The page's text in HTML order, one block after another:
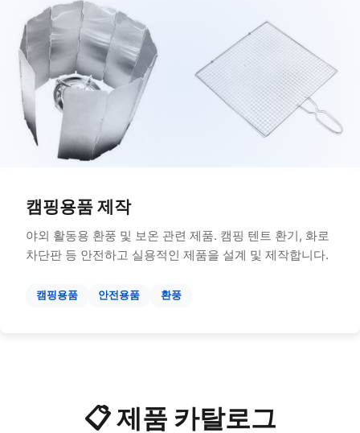
캠핑용품 제작
야외 활동용 환풍 및 보온 관련 제품. 캠핑 텐트 환기, 화로
차단판 등 안전하고 실용적인 제품을 설계 및 제작합니다.
캠핑용품 안전용품 환풍
📋 제품 카탈로그